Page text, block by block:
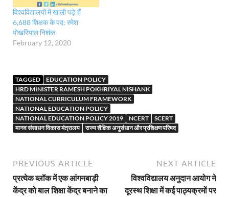
विश्‍वविद्यालयों में खाली पड़े हैं
6,688 शिक्षक के पद: रमेश
पोखरियाल निशंक
February 12, 2020
TAGGED
EDUCATION POLICY
HRD MINISTER RAMESH POKHRIYAL NISHANK
NATIONAL CURRICULUM FRAMEWORK
NATIONAL EDUCATION POLICY
NATIONAL EDUCATION POLICY 2019
NCERT
SCERT
मानव संसाधन विकास मंत्रालय
राज्य शैक्षिक अनुसंधान और प्रशिक्षण परिषद
PREVIOUS ARTICLE
प्रत्येक ब्लॉक में एक आंगनबाड़ी
केंद्र को बाल शिक्षा केंद्र बनाने का
NEXT ARTICLE
विश्वविद्यालय अनुदान आयोग ने
दूरस्‍थ शिक्षा में कई पाठ्यक्रमों पर